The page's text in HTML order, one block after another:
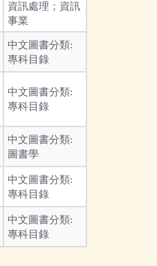
資訊處理；資訊
事業
中文圖書分類:
專科目錄
中文圖書分類:
專科目錄
中文圖書分類:
圖書學
中文圖書分類:
專科目錄
中文圖書分類:
專科目錄